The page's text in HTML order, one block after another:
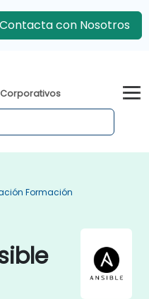
Contacta con Nosotros
Formación